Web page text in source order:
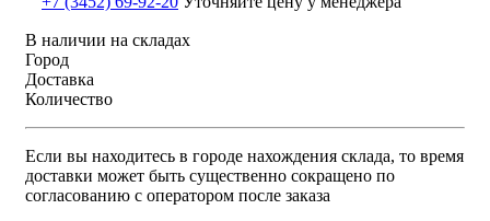
В наличии на складах
Город
Доставка
Количество
Если вы находитесь в городе нахождения склада, то время
доставки может быть существенно сокращено по
согласованию с оператором после заказа